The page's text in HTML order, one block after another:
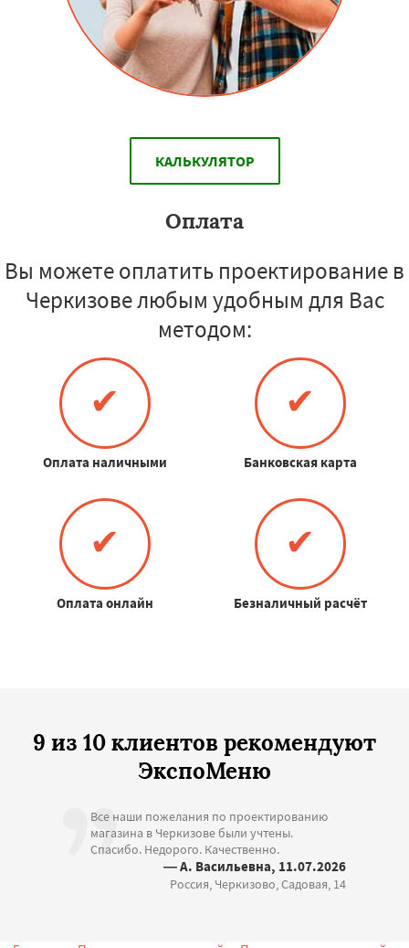
КАЛЬКУЛЯТОР
Оплата
Вы можете оплатить проектирование в
Черкизове любым удобным для Вас
методом:
✔
Оплата наличными
✔
Банковская карта
✔
Оплата онлайн
✔
Безналичный расчёт
9 из 10 клиентов рекомендуют
ЭкспоМеню
Все наши пожелания по проектированию
магазина в Черкизове были учтены.
Спасибо. Недорого. Качественно.
— А. Васильевна, 11.07.2026
Россия, Черкизово, Садовая, 14